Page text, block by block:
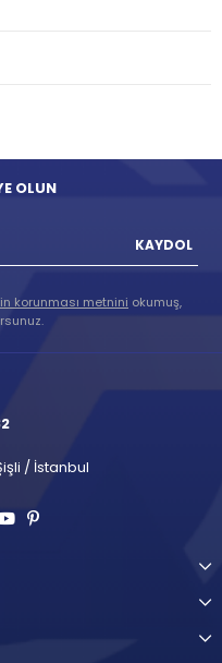
OLUN
KAYDOL
korunması metnini okumuş,
/ İstanbul